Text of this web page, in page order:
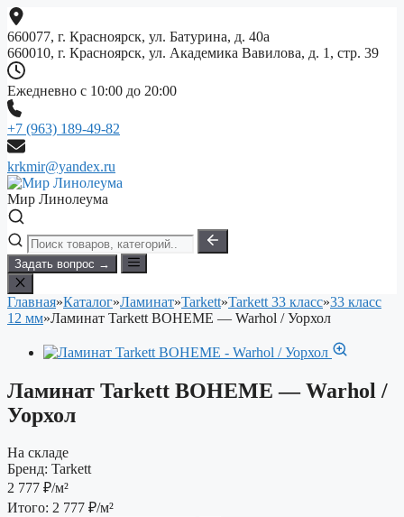
Перейти
к
содержимому
660077, г. Красноярск, ул. Батурина, д. 40а
660010, г. Красноярск, ул. Академика Вавилова, д. 1, стр. 39
Ежедневно с 10:00 до 20:00
+7 (963) 189-49-82
krkmir@yandex.ru
Мир Линолеума
Задать вопрос →
Главная»Каталог»Ламинат»Tarkett»Tarkett 33 класс»33 класс
12 мм»Ламинат Tarkett BOHEME — Warhol / Уорхол
Ламинат Tarkett BOHEME — Warhol /
Уорхол
На складе
Бренд: Tarkett
2 777 ₽/м²
Итого: 2 777 ₽/м²